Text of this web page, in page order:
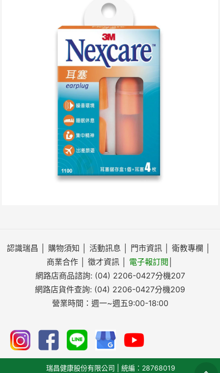
認識瑞昌 購物須知 活動訊息 門市資訊 衛教專欄
商業合作
徵才資訊 電子報訂閱
網路店商品諮詢: (04) 2206-0427分機207
網路店貨件查詢: (04) 2206-0427分機209
營業時間：週一~週五9:00-18:00
瑞昌健康股份有限公司 | 統編：28768019